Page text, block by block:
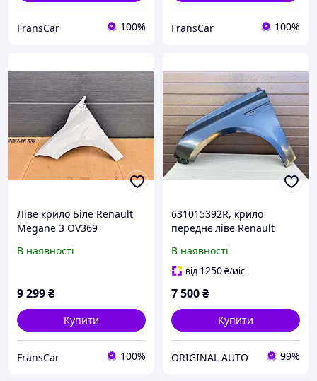
FransCar 100% FransCar 100%
Ліве крило Біле Renault
Megane 3 OV369
В наявності
9 299₴
Купити
FransCar 100%
631015392R, крило
переднє ліве Renault
В наявності
від 1250₴/міс
7 500₴
Купити
ORIGINAL AUTO 99%